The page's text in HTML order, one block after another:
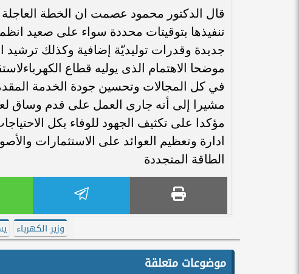
قال الدكتور محمود عصمت ان الخطة العاجلة
تنفيذها بتوقيتات محددة سواء على صعيد
جديدة وقدرات توليديّة إضافية وكذلك ترشيد
موضحا الاهتمام الذى يوليه قطاع
في كل المجالات وتحسين جودة الخدمة
مشيرا إلى أنه جارى العمل على قدم وساق
مؤكدا على تكثيف الجهود للوفاء بكل
ادارة وتعظيم العوائد على الاستثمارات
الطاقة المتجددة
وزير الكهرباء
موضوعات متعلقة